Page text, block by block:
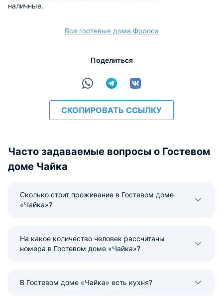
наличные.
Все гостевые дома Фороса
Поделиться
СКОПИРОВАТЬ ССЫЛКУ
Часто задаваемые вопросы о Гостевом
доме Чайка
Сколько стоит проживание в Гостевом доме
«Чайка»?
На какое количество человек рассчитаны
номера в Гостевом доме «Чайка»?
В Гостевом доме «Чайка» есть кухня?